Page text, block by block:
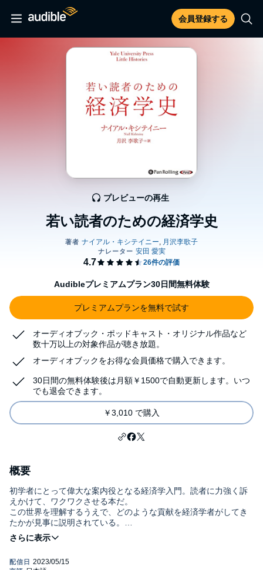
会員登録する
若い読者のための経済学史
プレビューの再生
Audibleプレミアムプラン30日間無料体験
プレミアムプランを無料で試す
オーディオブック・ポッドキャスト・オリジナル作品など
数十万以上の対象作品が聴き放題。
オーディオブックをお得な会員価格で購入できます。
30日間の無料体験後は月額￥1500で自動更新します。いつ
でも退会できます。
￥3,010 で購入
概要
初学者にとって偉大な案内役となる経済学入門。読者に力強く訴
えかけて、ワクワクさせる本だ。
この世界を理解するうえで、どのような貢献を経済学者がしてき
たかが見事に説明されている。
——————ロバート・J・シラー(イェール大学教授、2013年ノ
ーベル経済学賞受賞)
【日常生活から世界の本質まで、経済学はすべてに通ず】